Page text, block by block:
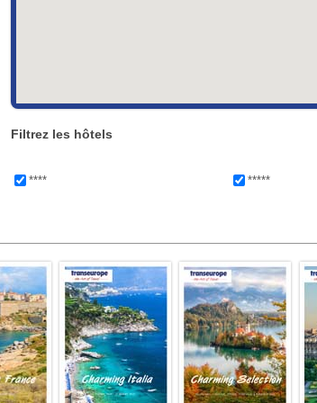
Filtrez les hôtels
**** *****